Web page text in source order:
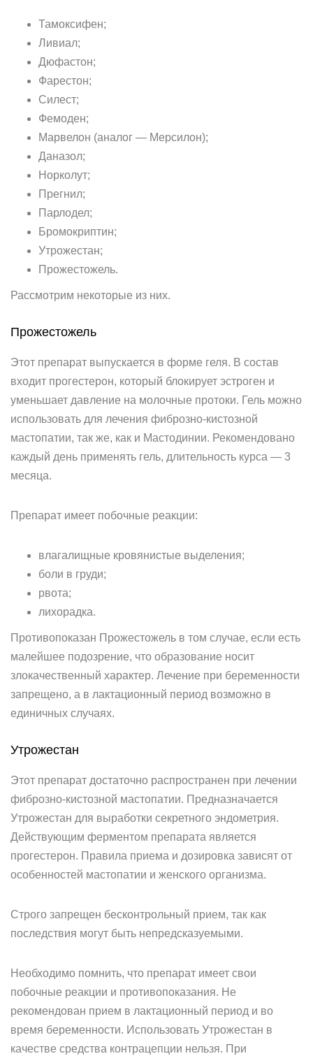
Тамоксифен;
Ливиал;
Дюфастон;
Фарестон;
Силест;
Фемоден;
Марвелон (аналог — Мерсилон);
Даназол;
Норколут;
Прегнил;
Парлодел;
Бромокриптин;
Утрожестан;
Прожестожель.
Рассмотрим некоторые из них.
Прожестожель
Этот препарат выпускается в форме геля. В состав
входит прогестерон, который блокирует эстроген и
уменьшает давление на молочные протоки. Гель можно
использовать для лечения фиброзно-кистозной
мастопатии, так же, как и Мастодинии. Рекомендовано
каждый день применять гель, длительность курса — 3
месяца.
Препарат имеет побочные реакции:
влагалищные кровянистые выделения;
боли в груди;
рвота;
лихорадка.
Противопоказан Прожестожель в том случае, если есть
малейшее подозрение, что образование носит
злокачественный характер. Лечение при беременности
запрещено, а в лактационный период возможно в
единичных случаях.
Утрожестан
Этот препарат достаточно распространен при лечении
фиброзно-кистозной мастопатии. Предназначается
Утрожестан для выработки секретного эндометрия.
Действующим ферментом препарата является
прогестерон. Правила приема и дозировка зависят от
особенностей мастопатии и женского организма.
Строго запрещен бесконтрольный прием, так как
последствия могут быть непредсказуемыми.
Необходимо помнить, что препарат имеет свои
побочные реакции и противопоказания. Не
рекомендован прием в лактационный период и во
время беременности. Использовать Утрожестан в
качестве средства контрацепции нельзя. При